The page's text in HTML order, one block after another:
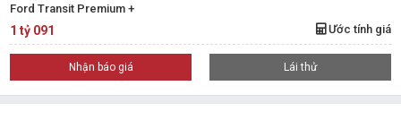
Ford Transit Premium +
1 tỷ 091 Ước tính giá
Nhận báo giá Lái thử